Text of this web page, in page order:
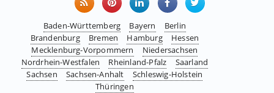
Baden-Württemberg Bayern
Berlin
Brandenburg
Bremen Hamburg
Hessen
Mecklenburg-Vorpommern
Niedersachsen
Nordrhein-Westfalen
Rheinland-Pfalz
Saarland
Sachsen
Sachsen-Anhalt
Schleswig-Holstein
Thüringen